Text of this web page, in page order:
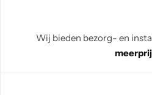
Wij bieden bezorg- en